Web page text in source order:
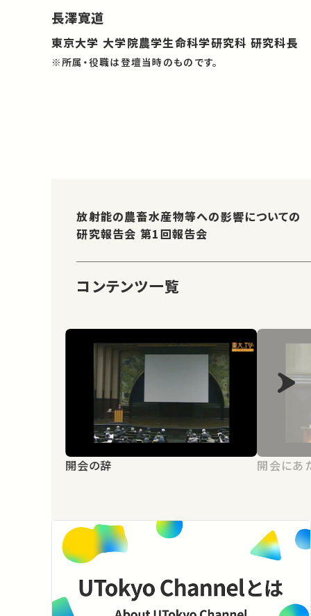
長澤寛道
東京大学 大学院農学生命科学研究科 研究科長
※所属・役職は登壇当時のものです。
放射能の農畜水産物等への影響についての
研究報告会 第1回報告会
コンテンツ一覧
開会の辞 開会にあ